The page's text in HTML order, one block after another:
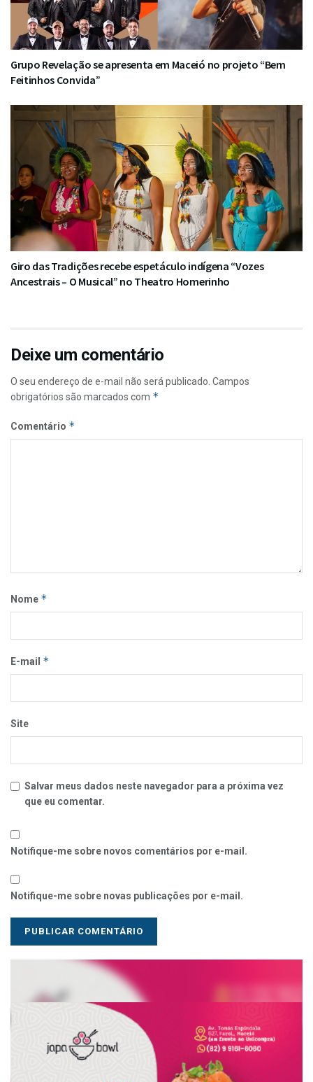
Grupo Revelação se apresenta em Maceió no projeto “Bem
Feitinhos Convida”
Giro das Tradições recebe espetáculo indígena “Vozes
Ancestrais – O Musical” no Theatro Homerinho
Deixe um comentário
O seu endereço de e-mail não será publicado. Campos
obrigatórios são marcados com *
Comentário *
Nome *
E-mail *
Site
Salvar meus dados neste navegador para a próxima vez
que eu comentar.
Notifique-me sobre novos comentários por e-mail.
Notifique-me sobre novas publicações por e-mail.